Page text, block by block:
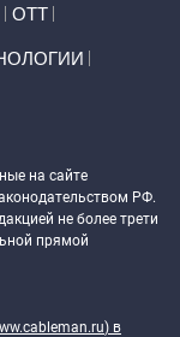
ОТТ
на сайте
РФ.
не более трети
прямой
) в